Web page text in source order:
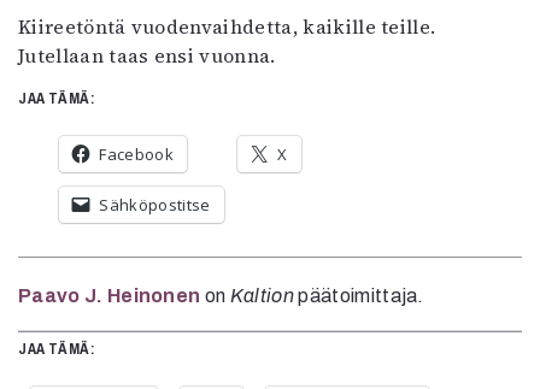
Kiireetöntä vuodenvaihdetta, kaikille teille.
Jutellaan taas ensi vuonna.
JAA TÄMÄ:
Facebook X
Sähköpostitse
Paavo J. Heinonen on Kaltionpäätoimittaja.
JAA TÄMÄ: